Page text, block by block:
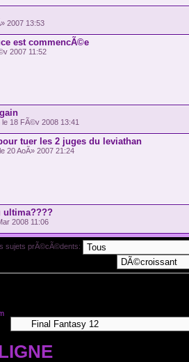
2007 13:53
est commencÃ©e
2007 11:52
le 18 FÃ©v 2008 13:41
tuer les 2 juges du leviathan
le 20 AoÃ» 2007 21:24
ultima????
2008 11:06
sujets prÃ©cÃ©dents: